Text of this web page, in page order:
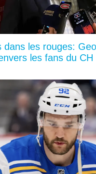
dans les rouges:
les fans du CH